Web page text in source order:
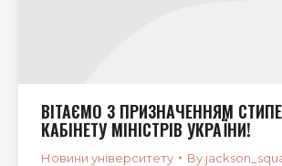
ВІТАЄМО З ПРИЗНАЧЕННЯМ
КАБІНЕТУ МІНІСТРІВ УКРАЇНИ!
Новини університету By